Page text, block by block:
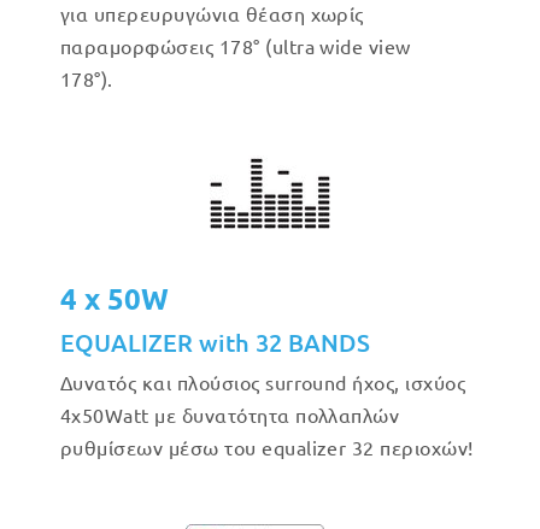
για υπερευρυγώνια θέαση χωρίς
παραμορφώσεις 178° (ultra wide view
178°).
4 x 50W
EQUALIZER with 32 BANDS
Δυνατός και πλούσιος surround ήχος, ισχύος
4x50Watt με δυνατότητα πολλαπλών
ρυθμίσεων μέσω του equalizer 32 περιοχών!